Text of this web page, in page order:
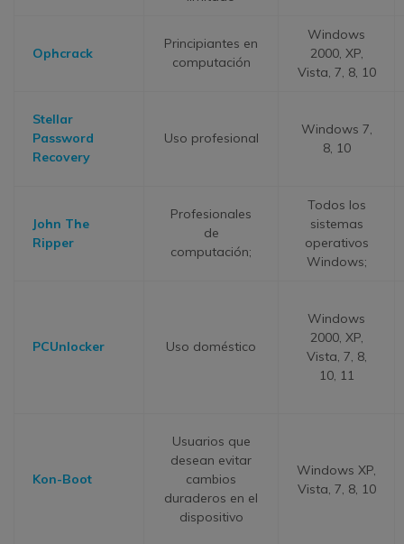
Ophcrack
Principiantes en
computación
Windows
2000, XP,
Vista, 7, 8, 10
Stellar
Password
Recovery
Uso profesional
Windows 7,
8, 10
John The
Ripper
Profesionales
de
computación;
Todos los
sistemas
operativos
Windows;
PCUnlocker Uso doméstico
Windows
2000, XP,
Vista, 7, 8,
10, 11
Kon-Boot
Usuarios que
desean evitar
cambios
duraderos en el
dispositivo
Windows XP,
Vista, 7, 8, 10